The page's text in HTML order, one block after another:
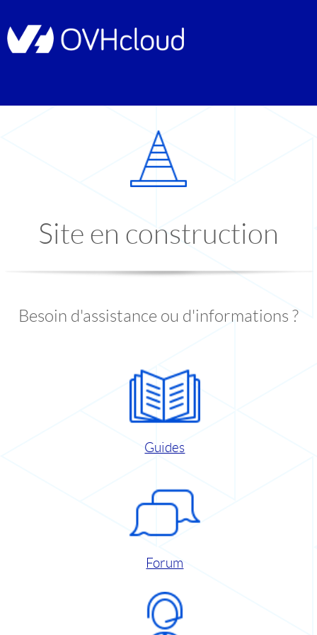
Site en construction
Besoin d'assistance ou d'informations ?
Guides
Forum